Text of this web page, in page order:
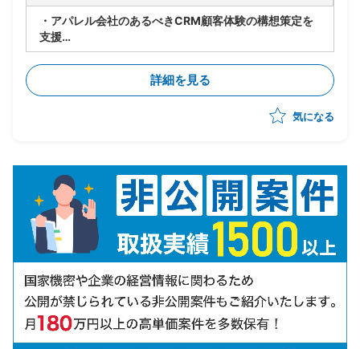
・アパレル会社のあるべきCRM顧客体験の構想策定を
支援
・CRM構想に関してエンドクライアント内の主要メン
バーの方と合意形成した上で
OMO機能を含めたあるべき姿を具体化
・幹部の合意を得るために、ユーザー調査、競合
MD(マーチャンダイジング)調査など行いながら、
ディスクトップ調査して、
どの商品ジャンルで市場ポジションを狙うか検討
→調査自体は、あまり難易度は高くなく、地道なディ
スクトップ調査がメインとなります。
・基幹システムを含めたシステム領域は、弊社コンサル
担当がおり、双方で連携しながら構想ロードマップを作
成していく
・CRM構想として期待されているポイントは、OMO機
能、EC機能、MA&CDP活用によるパーソナライズ
CRMなど
詳細を見る
気になる